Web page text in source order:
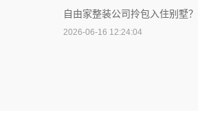
自由家整装公司拎包入住别墅
2026-06-16 12:24:04